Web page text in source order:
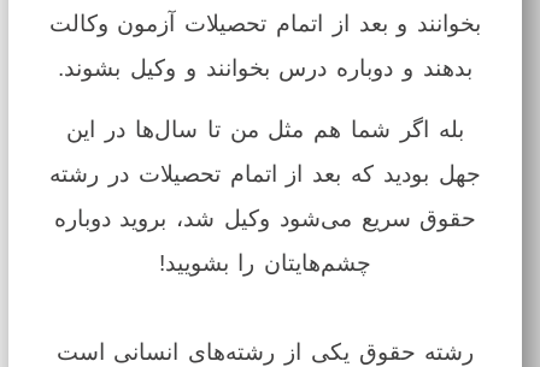
بخوانند و بعد از اتمام تحصیلات آزمون وکالت
بدهند و دوباره درس بخوانند و وکیل بشوند.
بله اگر شما هم مثل من تا سال‌ها در این
جهل بودید که بعد از اتمام تحصیلات در رشته
حقوق سریع می‌شود وکیل شد، بروید دوباره
چشم‌هایتان را بشویید!
رشته حقوق یکی از رشته‌های انسانی است